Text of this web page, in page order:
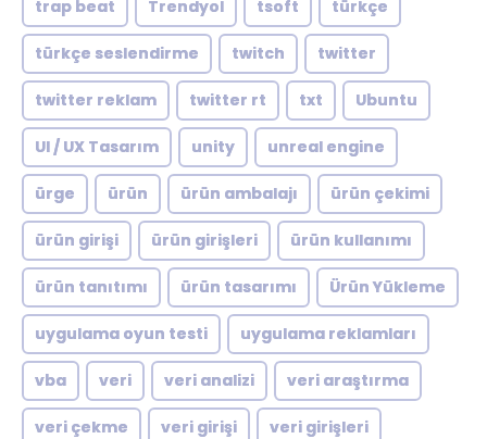
trap beat Trendyol tsoft türkçe
türkçe seslendirme twitch twitter
twitter reklam twitter rt txt Ubuntu
UI / UX Tasarım unity unreal engine
ürge ürün ürün ambalajı ürün çekimi
ürün girişi ürün girişleri ürün kullanımı
ürün tanıtımı ürün tasarımı Ürün Yükleme
uygulama oyun testi uygulama reklamları
vba veri veri analizi veri araştırma
veri çekme veri girişi veri girişleri